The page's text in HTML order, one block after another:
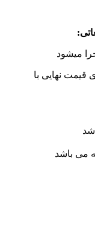
میشود
نهایی با
می باشد